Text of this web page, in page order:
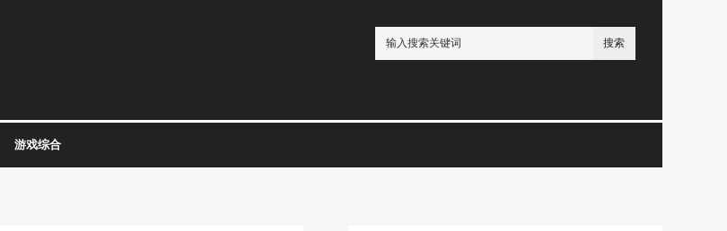
搜索
游戏综合